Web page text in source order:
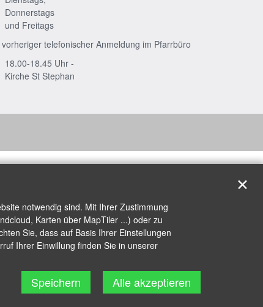
Donnerstags
und Freitags
telefonischer Anmeldung im Pfarrbüro
18.00-18.45 Uhr -
Kirche St Stephan
notwendig sind. Mit Ihrer Zustimmung
Karten über MapTiler ...) oder zu
Sie, dass auf Basis Ihrer Einstellungen
Ihrer Einwillung finden Sie in unserer
Speichern Alle akzeptieren
✕